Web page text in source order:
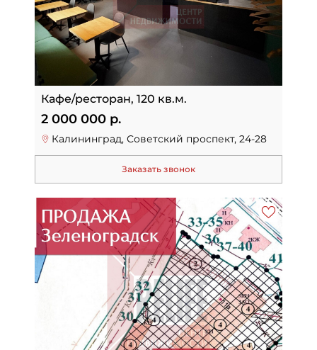
Кафе/ресторан, 120 кв.м.
2 000 000 р.
Калининград, Советский проспект, 24-28
Заказать звонок